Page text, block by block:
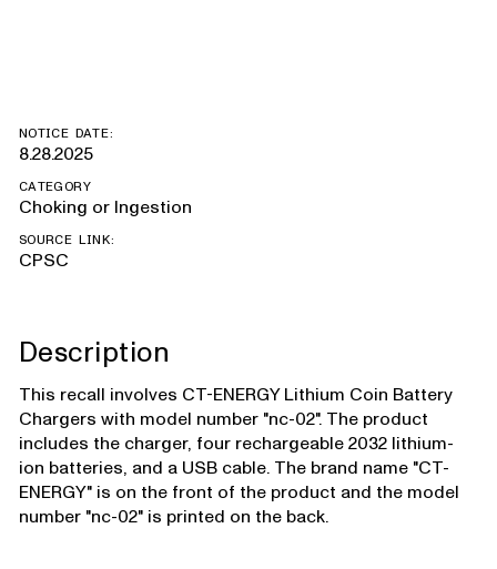
NOTICE DATE:
8.28.2025
CATEGORY
Choking or Ingestion
SOURCE LINK:
CPSC
Description
This recall involves CT-ENERGY Lithium Coin Battery
Chargers with model number "nc-02". The product
includes the charger, four rechargeable 2032 lithium-
ion batteries, and a USB cable. The brand name "CT-
ENERGY" is on the front of the product and the model
number "nc-02" is printed on the back.